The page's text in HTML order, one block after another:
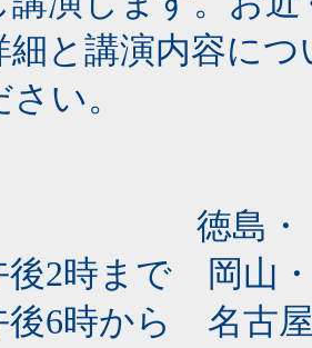
細と講演内容に
い。
徳島・・
後2時まで 岡山
から 名古屋・